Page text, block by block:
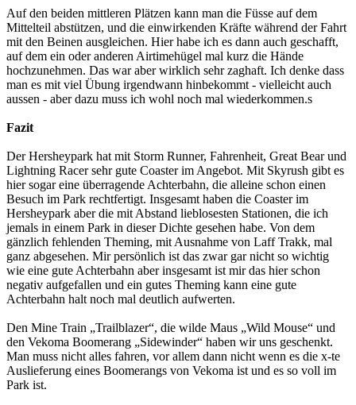
Auf den beiden mittleren Plätzen kann man die Füsse auf dem
Mittelteil abstützen, und die einwirkenden Kräfte während der Fahrt
mit den Beinen ausgleichen. Hier habe ich es dann auch geschafft,
auf dem ein oder anderen Airtimehügel mal kurz die Hände
hochzunehmen. Das war aber wirklich sehr zaghaft. Ich denke dass
man es mit viel Übung irgendwann hinbekommt - vielleicht auch
aussen - aber dazu muss ich wohl noch mal wiederkommen.s
Fazit
Der Hersheypark hat mit Storm Runner, Fahrenheit, Great Bear und
Lightning Racer sehr gute Coaster im Angebot. Mit Skyrush gibt es
hier sogar eine überragende Achterbahn, die alleine schon einen
Besuch im Park rechtfertigt. Insgesamt haben die Coaster im
Hersheypark aber die mit Abstand lieblosesten Stationen, die ich
jemals in einem Park in dieser Dichte gesehen habe. Von dem
gänzlich fehlenden Theming, mit Ausnahme von Laff Trakk, mal
ganz abgesehen. Mir persönlich ist das zwar gar nicht so wichtig
wie eine gute Achterbahn aber insgesamt ist mir das hier schon
negativ aufgefallen und ein gutes Theming kann eine gute
Achterbahn halt noch mal deutlich aufwerten.
Den Mine Train „Trailblazer“, die wilde Maus „Wild Mouse“ und
den Vekoma Boomerang „Sidewinder“ haben wir uns geschenkt.
Man muss nicht alles fahren, vor allem dann nicht wenn es die x-te
Auslieferung eines Boomerangs von Vekoma ist und es so voll im
Park ist.